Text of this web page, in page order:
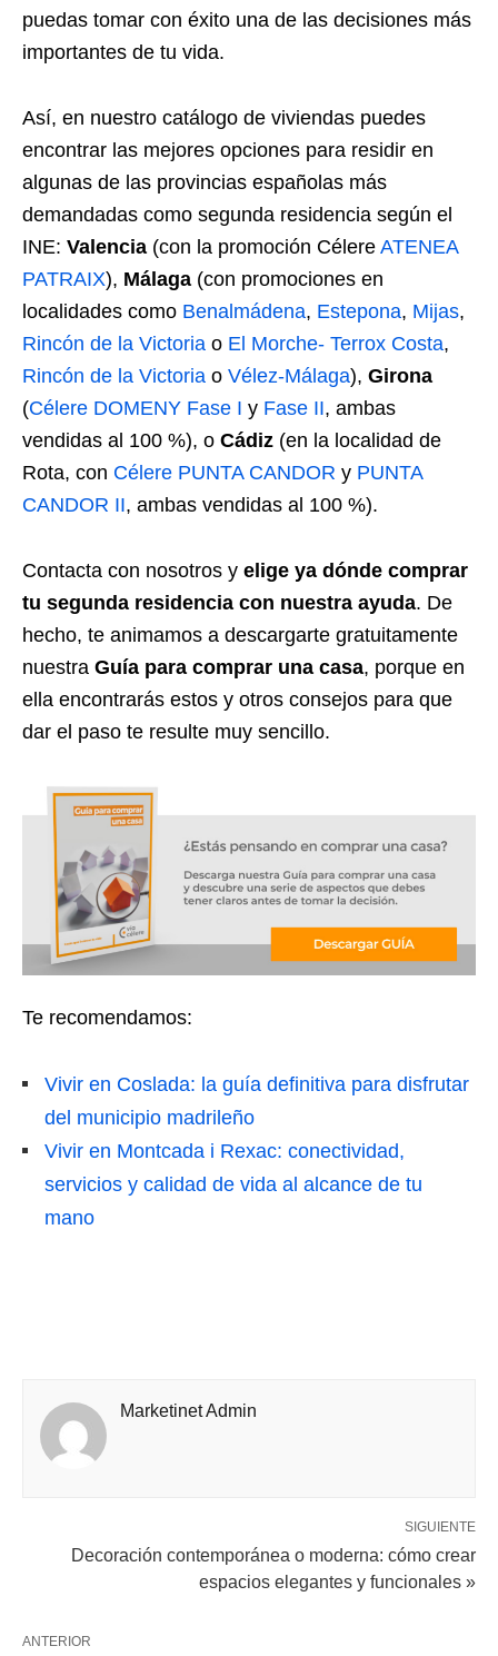
puedas tomar con éxito una de las decisiones más
importantes de tu vida.
Así, en nuestro catálogo de viviendas puedes
encontrar las mejores opciones para residir en
algunas de las provincias españolas más
demandadas como segunda residencia según el
INE: Valencia (con la promoción Célere ATENEA
PATRAIX), Málaga (con promociones en
localidades como Benalmádena, Estepona, Mijas,
Rincón de la Victoria o El Morche- Terrox Costa,
Rincón de la Victoria o Vélez-Málaga), Girona
(Célere DOMENY Fase I y Fase II, ambas
vendidas al 100 %), o Cádiz (en la localidad de
Rota, con Célere PUNTA CANDOR y PUNTA
CANDOR II, ambas vendidas al 100 %).
Contacta con nosotros y elige ya dónde comprar
tu segunda residencia con nuestra ayuda. De
hecho, te animamos a descargarte gratuitamente
nuestra Guía para comprar una casa, porque en
ella encontrarás estos y otros consejos para que
dar el paso te resulte muy sencillo.
Te recomendamos:
Vivir en Coslada: la guía definitiva para disfrutar
del municipio madrileño
Vivir en Montcada i Rexac: conectividad,
servicios y calidad de vida al alcance de tu
mano
Marketinet Admin
SIGUIENTE
Decoración contemporánea o moderna: cómo crear
espacios elegantes y funcionales »
ANTERIOR